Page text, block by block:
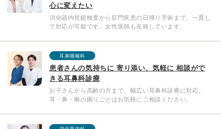
心に変えたい
消化器内視鏡検査から肛門疾患の日帰り手術まで、一貫し
て対応が可能です。女性医師も在籍しています。
耳鼻咽喉科
患者さんの気持ちに 寄り添い、気軽に 相談がで
きる耳鼻科診療
お子さんから高齢の方まで、幅広い耳鼻科診療に対応。
耳・鼻・喉の困りごとはお気軽にご相談ください。